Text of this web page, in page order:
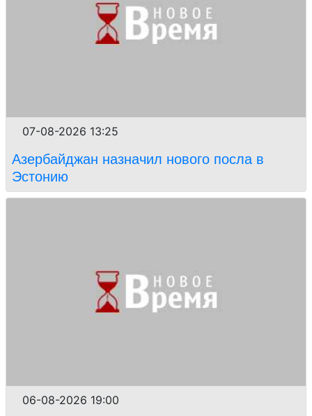
07-08-2026 13:25
Азербайджан назначил нового посла в
Эстонию
06-08-2026 19:00